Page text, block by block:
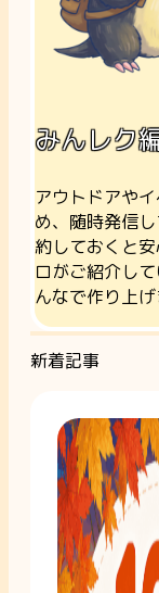
みんレク
アウトドアや
め、随時発信
約しておくと
ロがご紹介し
んなで作り上げ
新着記事